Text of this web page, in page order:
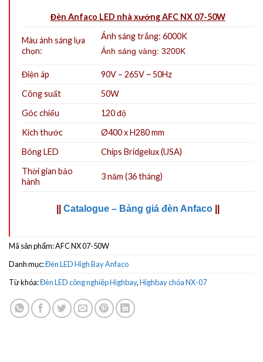
Đèn Anfaco LED nhà xưởng AFC NX 07-50W
Màu ánh sáng lựa
chọn:
Ánh sáng trắng: 6000K
Ánh sáng vàng: 3200K
Điện áp
90V – 265V ~ 50Hz
Công suất
50W
Góc chiếu
120 độ
Kích thước
Ø400 x H280 mm
Bóng LED
Chips Bridgelux (USA)
Thời gian bảo
hành
3 năm (36 tháng)
Catalogue – Bảng giá đèn Anfaco
Mã sản phẩm:AFC NX 07-50W
Danh mục:Đèn LED High Bay Anfaco
Từ khóa:Đèn LED công nghiệp Highbay,Highbay chóa NX-07